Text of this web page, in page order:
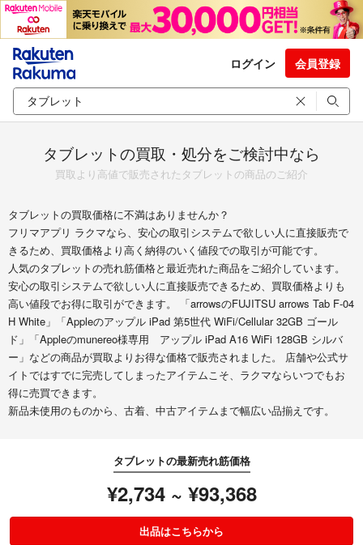
ログイン 会員登録
タブレットの買取・処分をご検討中なら
買取より高値で販売されたタブレットの商品のご紹介
タブレットの買取価格に不満はありませんか？
フリマアプリ ラクマなら、安心の取引システムで欲しい人に直接販売で
きるため、買取価格より高く納得のいく値段での取引が可能です。
人気のタブレットの売れ筋価格と最近売れた商品をご紹介しています。
安心の取引システムで欲しい人に直接販売できるため、買取価格よりも
高い値段でお得に取引ができます。 「arrowsのFUJITSU arrows Tab F-04
H White」「Appleのアップル iPad 第5世代 WiFi/Cellular 32GB ゴール
ド」「Appleのmunereo様専用 アップル iPad A16 WiFi 128GB シルバ
ー」などの商品が買取よりお得な価格で販売されました。 店舗や公式サ
イトではすでに完売してしまったアイテムこそ、ラクマならいつでもお
得に売買できます。
新品未使用のものから、古着、中古アイテムまで幅広い品揃えです。
タブレットの最新売れ筋価格
¥2,734 ~ ¥93,368
出品はこちらから